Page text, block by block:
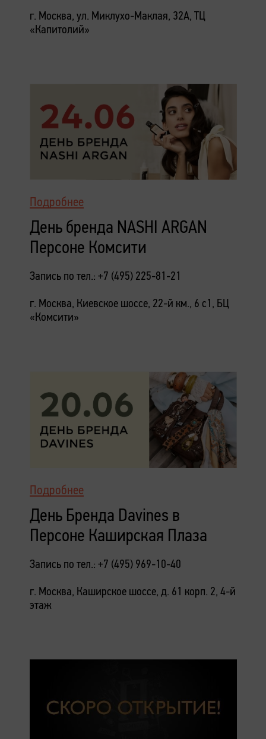
г. Москва, ул. Миклухо-Маклая, 32А, ТЦ
«Капитолий»
Подробнее
День бренда NASHI ARGAN
Персоне Комсити
Запись по тел.: +7 (495) 225-81-21
г. Москва, Киевское шоссе, 22-й км., 6 с1, БЦ
«Комсити»
Подробнее
День Бренда Davines в
Персоне Каширская Плаза
Запись по тел.: +7 (495) 969-10-40
г. Москва, Каширское шоссе, д. 61 корп. 2, 4-й
этаж